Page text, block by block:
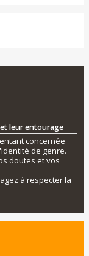
leur entourage
concernée
de genre.
doutes et vos
à respecter la